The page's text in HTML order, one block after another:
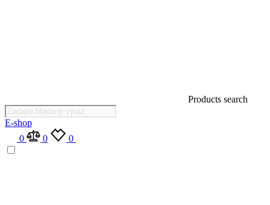
Products search
E-shop
0
0 0